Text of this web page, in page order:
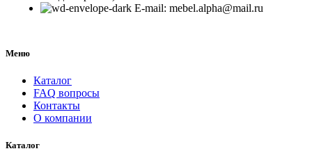
E-mail: mebel.alpha@mail.ru
Меню
Каталог
FAQ вопросы
Контакты
О компании
Каталог